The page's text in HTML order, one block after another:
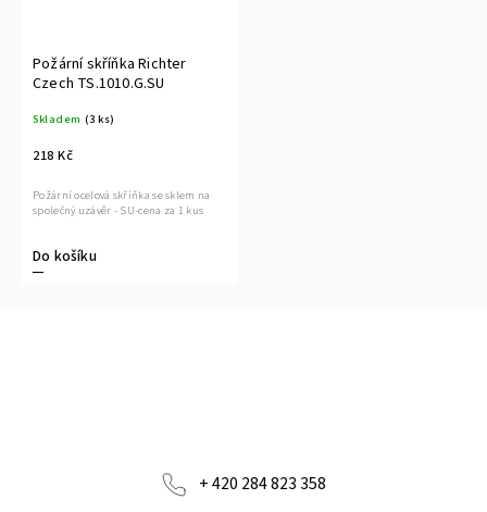
Požární skříňka Richter
Czech TS.1010.G.SU
Skladem (3 ks)
218 Kč
Do košíku
Požární ocelová skříňka se sklem na
společný uzávěr - SU-cena za 1 kus
+ 420 284 823 358